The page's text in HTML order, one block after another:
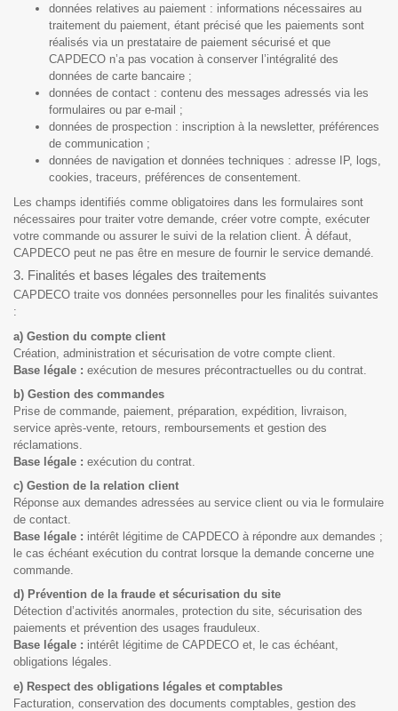
données relatives au paiement : informations nécessaires au
traitement du paiement, étant précisé que les paiements sont
réalisés via un prestataire de paiement sécurisé et que
CAPDECO n’a pas vocation à conserver l’intégralité des
données de carte bancaire ;
données de contact : contenu des messages adressés via les
formulaires ou par e-mail ;
données de prospection : inscription à la newsletter, préférences
de communication ;
données de navigation et données techniques : adresse IP, logs,
cookies, traceurs, préférences de consentement.
Les champs identifiés comme obligatoires dans les formulaires sont
nécessaires pour traiter votre demande, créer votre compte, exécuter
votre commande ou assurer le suivi de la relation client. À défaut,
CAPDECO peut ne pas être en mesure de fournir le service demandé.
3. Finalités et bases légales des traitements
CAPDECO traite vos données personnelles pour les finalités suivantes
:
a) Gestion du compte client
Création, administration et sécurisation de votre compte client.
Base légale : exécution de mesures précontractuelles ou du contrat.
b) Gestion des commandes
Prise de commande, paiement, préparation, expédition, livraison,
service après-vente, retours, remboursements et gestion des
réclamations.
Base légale : exécution du contrat.
c) Gestion de la relation client
Réponse aux demandes adressées au service client ou via le formulaire
de contact.
Base légale : intérêt légitime de CAPDECO à répondre aux demandes ;
le cas échéant exécution du contrat lorsque la demande concerne une
commande.
d) Prévention de la fraude et sécurisation du site
Détection d’activités anormales, protection du site, sécurisation des
paiements et prévention des usages frauduleux.
Base légale : intérêt légitime de CAPDECO et, le cas échéant,
obligations légales.
e) Respect des obligations légales et comptables
Facturation, conservation des documents comptables, gestion des